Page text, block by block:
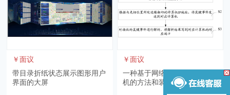
￥面议
带目录折纸状态展示图形用户
界面的大屏
￥面议
一种基于网络的控制多台计算
机的方法和装置